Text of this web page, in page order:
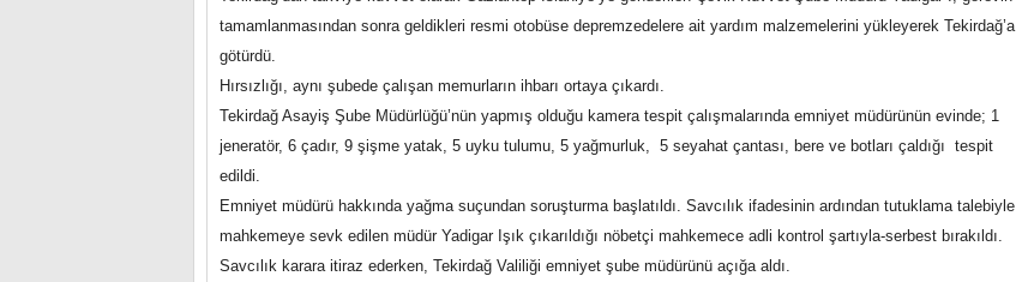
tamamlanmasından sonra geldikleri resmi otobüse depremzedelere ait yardım malzemelerini yükleyerek Tekirdağ’a
götürdü.
Hırsızlığı, aynı şubede çalışan memurların ihbarı ortaya çıkardı.
Tekirdağ Asayiş Şube Müdürlüğü’nün yapmış olduğu kamera tespit çalışmalarında emniyet müdürünün evinde; 1
jeneratör, 6 çadır, 9 şişme yatak, 5 uyku tulumu, 5 yağmurluk, 5 seyahat çantası, bere ve botları çaldığı tespit
edildi.
Emniyet müdürü hakkında yağma suçundan soruşturma başlatıldı. Savcılık ifadesinin ardından tutuklama talebiyle
mahkemeye sevk edilen müdür Yadigar Işık çıkarıldığı nöbetçi mahkemece adli kontrol şartıyla-serbest bırakıldı.
Savcılık karara itiraz ederken, Tekirdağ Valiliği emniyet şube müdürünü açığa aldı.